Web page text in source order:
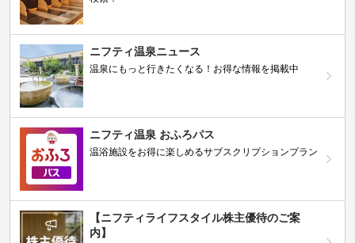
ニフティ温泉ニュース
温泉にもっと行きたくなる！お得な情報を掲載中
ニフティ温泉 おふろパス
温浴施設をお得に楽しめるサブスクリプションプラン
【ニフティライフスタイル株主優待のご案
内】